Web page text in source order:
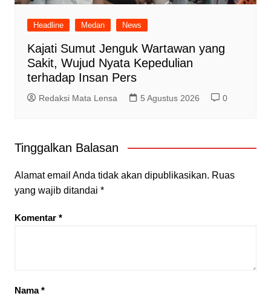
Headline Medan News
Kajati Sumut Jenguk Wartawan yang
Sakit, Wujud Nyata Kepedulian
terhadap Insan Pers
Redaksi Mata Lensa 5 Agustus 2026 0
Tinggalkan Balasan
Alamat email Anda tidak akan dipublikasikan. Ruas
yang wajib ditandai *
Komentar *
Nama*